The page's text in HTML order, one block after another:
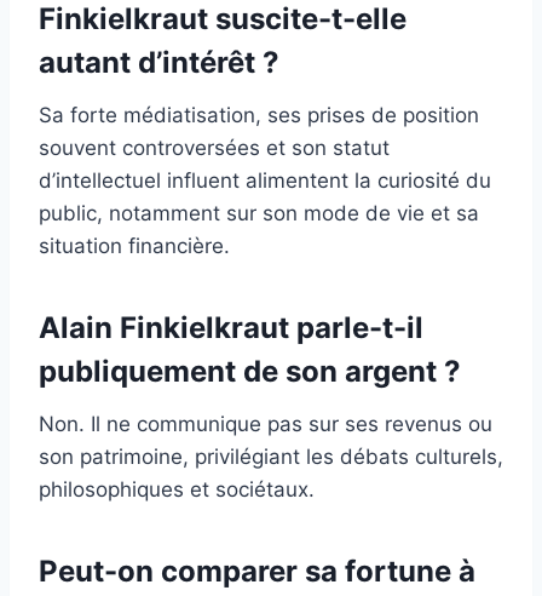
Finkielkraut suscite-t-elle
autant d’intérêt ?
Sa forte médiatisation, ses prises de position
souvent controversées et son statut
d’intellectuel influent alimentent la curiosité du
public, notamment sur son mode de vie et sa
situation financière.
Alain Finkielkraut parle-t-il
publiquement de son argent ?
Non. Il ne communique pas sur ses revenus ou
son patrimoine, privilégiant les débats culturels,
philosophiques et sociétaux.
Peut-on comparer sa fortune à